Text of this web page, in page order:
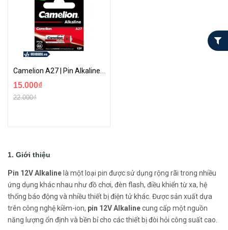
15.000₫
22.000₫
1. Giới thiệu
Pin 12V Alkaline là một loại pin được sử dụng rộng rãi trong nhiều
ứng dụng khác nhau như đồ chơi, đèn flash, điều khiển từ xa, hệ
thống báo động và nhiều thiết bị điện tử khác. Được sản xuất dựa
trên công nghệ kiềm-ion, pin 12V Alkalinecung cấp một nguồn
năng lượng ổn định và bền bỉ cho các thiết bị đòi hỏi công suất cao.